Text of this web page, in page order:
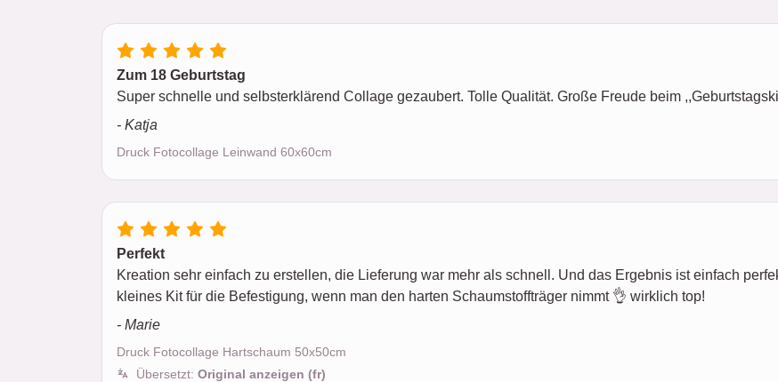
Zum 18 Geburtstag
Super schnelle und selbsterklärend Collage gezaubert. Tolle Qualität. Große Freude beim
- Katja
Druck Fotocollage Leinwand 60x60cm
Perfekt
Kreation sehr einfach zu erstellen, die Lieferung war mehr als schnell. Und das Ergebnis ist einfach
kleines Kit für die Befestigung, wenn man den harten Schaumstoffträger nimmt 👌 wirklich top!
- Marie
Druck Fotocollage Hartschaum 50x50cm
Übersetzt: Original anzeigen (fr)